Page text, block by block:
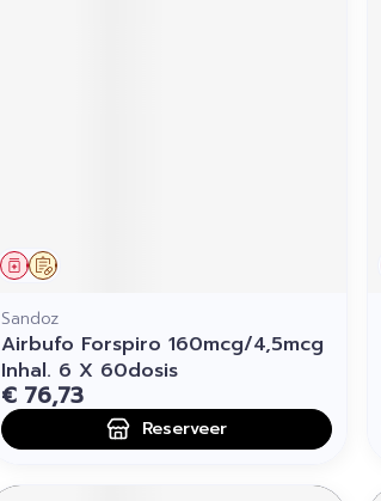
Op voorschrift
Geneesmiddel
Sandoz
Airbufo Forspiro 160mcg/4,5mcg
Inhal. 6 X 60dosis
€ 76,73
Reserveer